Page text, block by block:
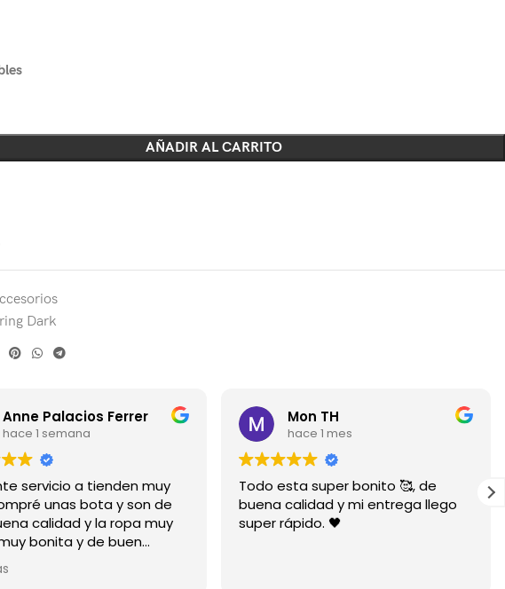
AÑADIR AL CARRITO
Dark
Anne Palacios Ferrer
hace 1 semana
servicio a tienden muy
unas bota y son de
calidad y la ropa muy
bonita y de buen
recomiendo mucho está
Mon TH
hace 1 mes
Todo esta super bonito 🥰, de
buena calidad y mi entrega llego
super rápido. 🖤